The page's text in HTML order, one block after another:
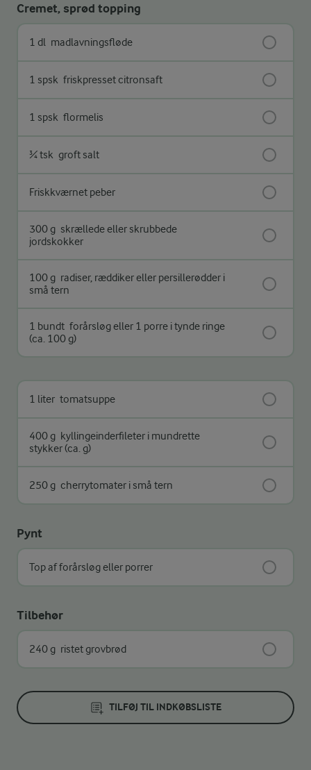
Cremet, sprød topping
1 dl madlavningsfløde
1 spsk friskpresset citronsaft
1 spsk flormelis
¾ tsk groft salt
Friskkværnet peber
300 g skrællede eller skrubbede
jordskokker
100 g radiser, ræddiker eller persillerødder i
små tern
1 bundt forårsløg eller 1 porre i tynde ringe
(ca. 100 g)
1 liter tomatsuppe
400 g kyllingeinderfileter i mundrette
stykker (ca. g)
250 g cherrytomater i små tern
Pynt
Top af forårsløg eller porrer
Tilbehør
240 g ristet grovbrød
TILFØJ TIL INDKØBSLISTE